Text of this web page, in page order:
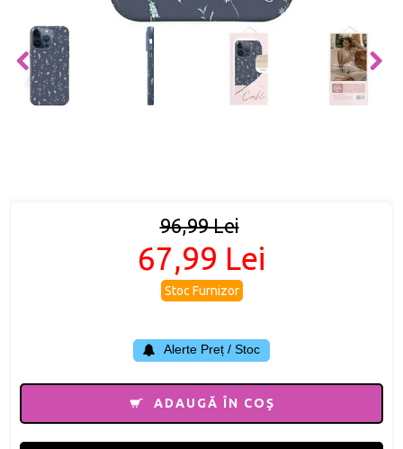
96,99 Lei
67,99 Lei
Stoc Furnizor
Alerte Preț / Stoc
ADAUGĂ ÎN COŞ